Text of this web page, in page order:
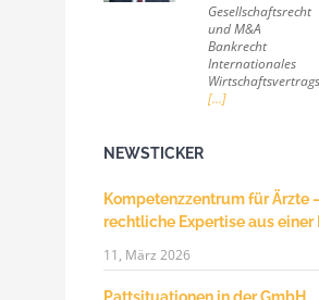
Gesellschaftsrecht
und M&A
Bankrecht
Internationales
[...]
NEWSTICKER
Kompetenzzentrum für Ärzte
rechtliche Expertise aus einer
11, März 2026
Pattsituationen in der GmbH